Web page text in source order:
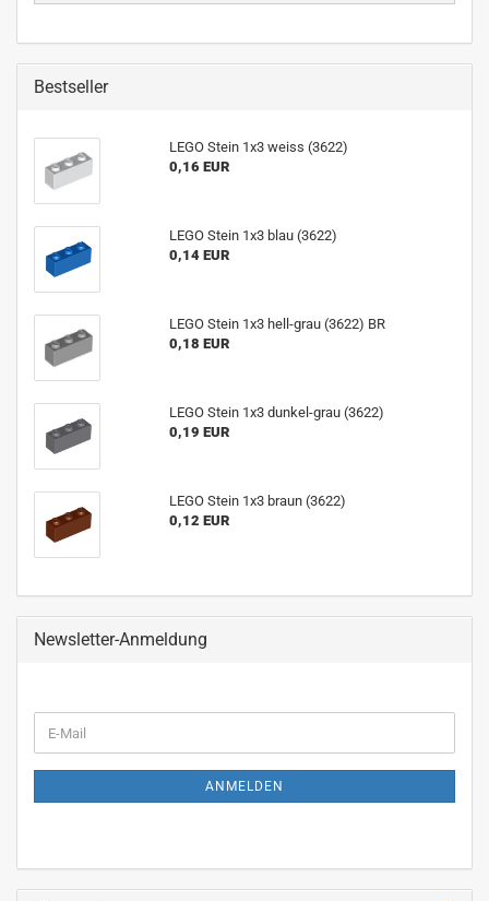
Bestseller
LEGO Stein 1x3 weiss (3622)
0,16 EUR
LEGO Stein 1x3 blau (3622)
0,14 EUR
LEGO Stein 1x3 hell-grau (3622) BR
0,18 EUR
LEGO Stein 1x3 dunkel-grau (3622)
0,19 EUR
LEGO Stein 1x3 braun (3622)
0,12 EUR
Newsletter-Anmeldung
ZUR
E-
Mail
ANMELDEN